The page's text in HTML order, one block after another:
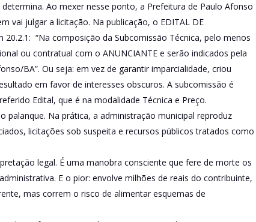
Ao mexer nesse ponto, a Prefeitura de Paulo Afonso
vai julgar a licitação. Na publicação, o EDITAL DE
20.2.1: “Na composição da Subcomissão Técnica, pelo menos
ou contratual com o ANUNCIANTE e serão indicados pela
BA”. Ou seja: em vez de garantir imparcialidade, criou
em favor de interesses obscuros. A subcomissão é
Edital, que é na modalidade Técnica e Preço.
palanque. Na prática, a administração municipal reproduz
licitações sob suspeita e recursos públicos tratados como
legal. É uma manobra consciente que fere de morte os
E o pior: envolve milhões de reais do contribuinte,
mas correm o risco de alimentar esquemas de